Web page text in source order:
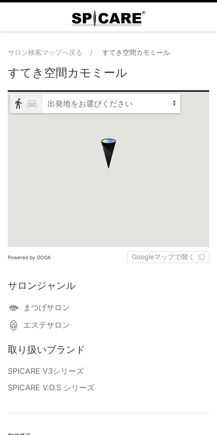
サロン検索マップへ戻る すてき空間カモミール
すてき空間カモミール
出発地をお選びください
Powered by GOGA Googleマップで開く
サロンジャンル
まつげサロン
エステサロン
取り扱いブランド
SPICARE V3シリーズ
SPICARE V.O.S シリーズ